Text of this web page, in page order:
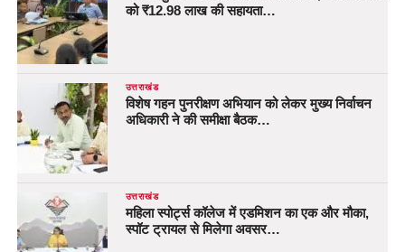
को ₹12.98 लाख की सहायता…
उत्तराखंड
विशेष गहन पुनरीक्षण अभियान को लेकर मुख्य निर्वाचन
अधिकारी ने की समीक्षा बैठक…
उत्तराखंड
महिला स्पोर्ट्स कॉलेज में एडमिशन का एक और मौका,
स्पॉट ट्रायल से मिलेगा अवसर…